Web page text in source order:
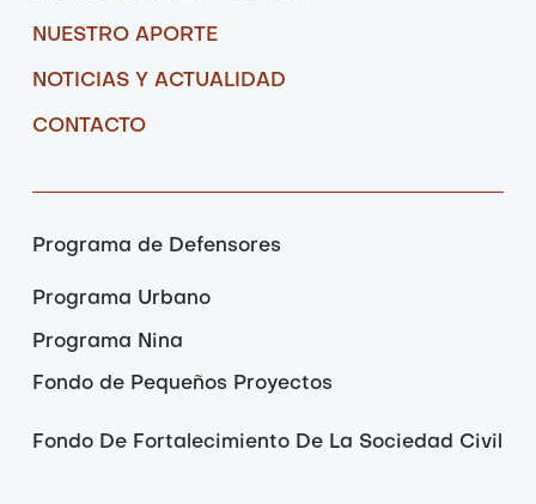
NUESTRO APORTE
NOTICIAS Y ACTUALIDAD
CONTACTO
Programa de Defensores
Programa Urbano
Programa Nina
Fondo de Pequeños Proyectos
Fondo De Fortalecimiento De La Sociedad Civil